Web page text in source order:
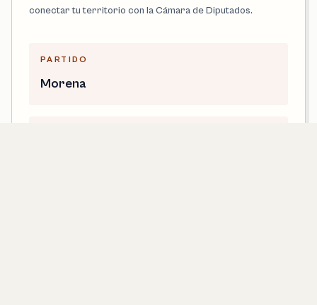
conectar tu territorio con la Cámara de Diputados.
PARTIDO
Morena